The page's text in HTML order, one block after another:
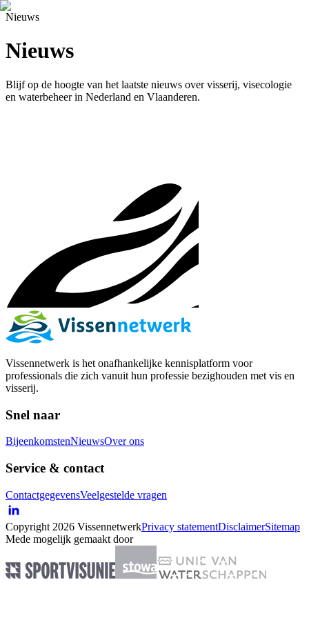
Nieuws
Nieuws
Blijf op de hoogte van het laatste nieuws over visserij, visecologie
en waterbeheer in Nederland en Vlaanderen.
Vissennetwerk is het onafhankelijke kennisplatform voor
professionals die zich vanuit hun professie bezighouden met vis en
visserij.
Snel naar
BijeenkomstenNieuwsOver ons
Service & contact
ContactgegevensVeelgestelde vragen
Copyright 2026 VissennetwerkPrivacy statementDisclaimerSitemap
Mede mogelijk gemaakt door